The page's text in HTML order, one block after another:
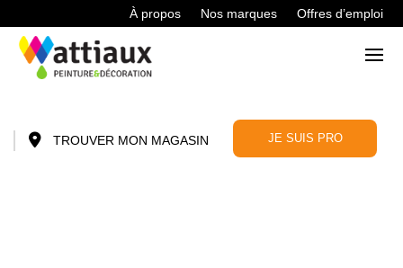
À propos Nos marques Offres d’emploi
TROUVER MON MAGASIN JE SUIS PRO